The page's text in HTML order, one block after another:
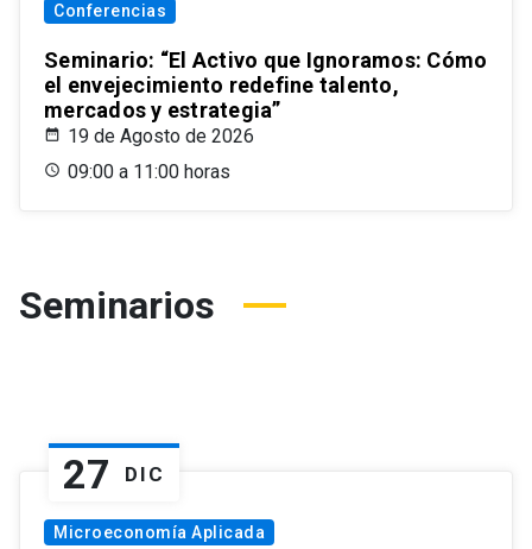
Conferencias
Seminario: “El Activo que Ignoramos: Cómo
el envejecimiento redefine talento,
mercados y estrategia”
19 de Agosto de 2026
09:00 a 11:00 horas
Seminarios
27 DIC
Microeconomía Aplicada